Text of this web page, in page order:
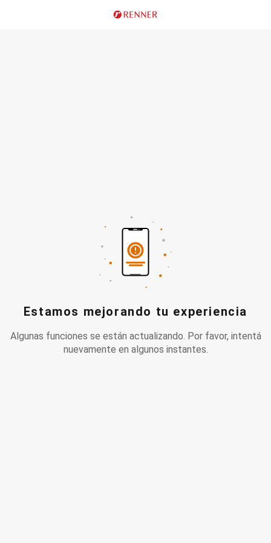
Estamos mejorando tu experiencia
Algunas funciones se están actualizando. Por favor, intentá
nuevamente en algunos instantes.